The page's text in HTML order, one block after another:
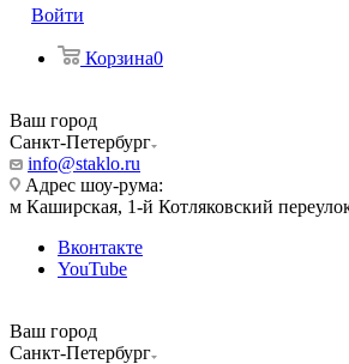
Войти
Корзина0
Ваш город
Санкт-Петербург
info@staklo.ru
Адрес шоу-рума:
м Каширская, 1-й Котляковский
Вконтакте
YouTube
Ваш город
Санкт-Петербург